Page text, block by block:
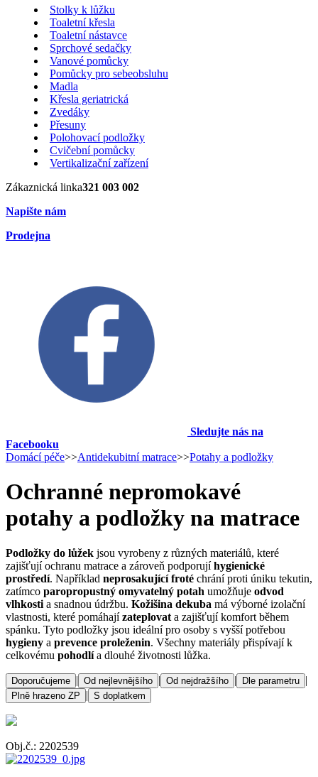
Stolky k lůžku
Toaletní křesla
Toaletní nástavce
Sprchové sedačky
Vanové pomůcky
Pomůcky pro sebeobsluhu
Madla
Křesla geriatrická
Zvedáky
Přesuny
Polohovací podložky
Cvičební pomůcky
Vertikalizační zařízení
Zákaznická linka321 003 002
Napište nám
Prodejna
Sledujte nás na
Facebooku
Domácí péče>>Antidekubitní matrace>>Potahy a podložky
Ochranné nepromokavé
potahy a podložky na matrace
Podložky do lůžek jsou vyrobeny z různých materiálů, které
zajišťují ochranu matrace a zároveň podporujíhygienické
prostředí. Například neprosakující froté chrání proti úniku tekutin,
zatímco paropropustný omyvatelný potah umožňuje odvod
vlhkosti a snadnou údržbu. Kožišina dekuba má výborné izolační
vlastnosti, které pomáhajízateplovat a zajišťují komfort během
spánku. Tyto podložky jsou ideální pro osoby s vyšší potřebou
hygieny a prevence proleženin. Všechny materiály přispívají k
celkovému pohodlía dlouhé životnosti lůžka.
Doporučujeme | Od nejlevnějšího | Od nejdražšího | Dle parametru |
Plně hrazeno ZP | S doplatkem
Obj.č.: 2202539